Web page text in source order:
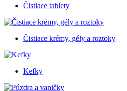
Čistiace tablety
Čistiace krémy, gély a roztoky
Kefky